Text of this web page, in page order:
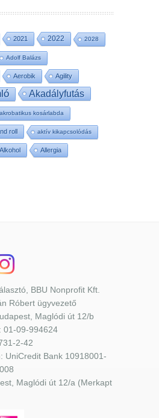
2021 2022 2028
Adolf Balázs
Aerobik Agility
Akadályfutás
akrobatikus kosárlabda
roll aktív kikapcsolódás
Alkohol Allergia
BBU Nonprofit Kft.
Róbert ügyvezető
Maglódi út 12/b
01-09-994624
2-42
UniCredit Bank 10918001-
Maglódi út 12/a (Merkapt